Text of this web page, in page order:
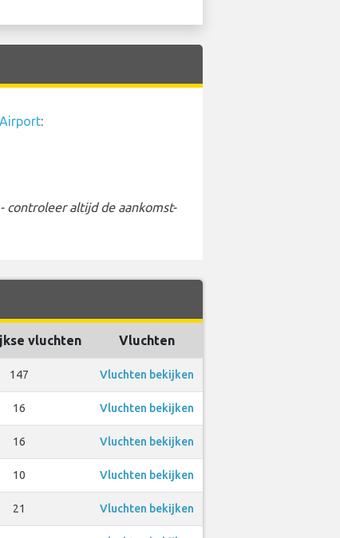
:
controleer altijd de aankomst-
vluchten Vluchten
147 Vluchten bekijken
16 Vluchten bekijken
16 Vluchten bekijken
10 Vluchten bekijken
21 Vluchten bekijken